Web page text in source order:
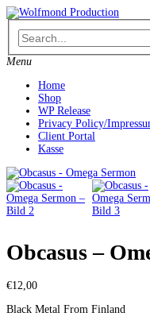
Skip
to
content
Menu
Home
Shop
WP Release
Privacy Policy/
Client Portal
Kasse
Obcasus –
€12,00
Black Metal From Finland